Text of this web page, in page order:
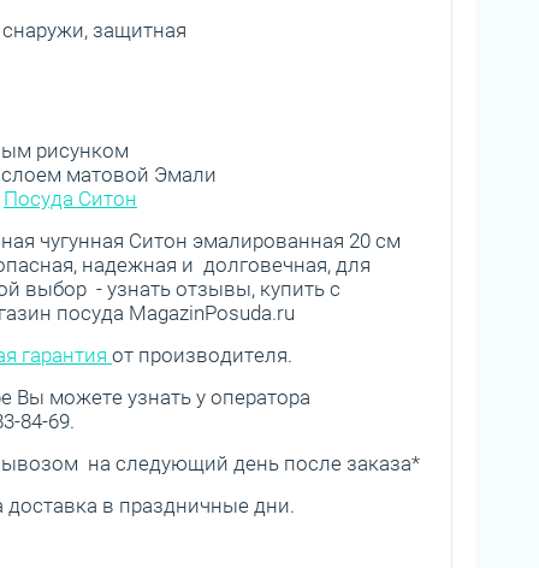
защитная
рисунком
матовой Эмали
Посуда Ситон
чугунная Ситон эмалированная 20 см
надежная и долговечная, для
выбор - узнать отзывы, купить с
посуда MagazinPosuda.ru
гарантия от производителя.
можете узнать у оператора
84-69.
на следующий день после заказа*
в праздничные дни.